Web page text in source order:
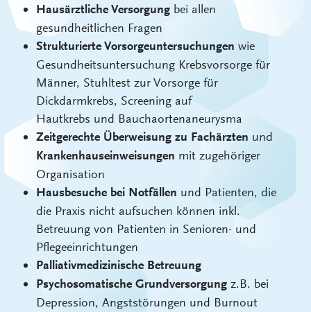
Hausärztliche Versorgungbei allen
gesundheitlichen Fragen
Strukturierte Vorsorgeuntersuchungen wie
Gesundheitsuntersuchung Krebsvorsorge für
Männer, Stuhltest zur Vorsorge für
Dickdarmkrebs, Screening auf
Hautkrebs und Bauchaortenaneurysma
Zeitgerechte Überweisung zu Fachärzten und
Krankenhauseinweisungen mit zugehöriger
Organisation
Hausbesuche bei Notfällen und Patienten, die
die Praxis nicht aufsuchen können inkl.
Betreuung von Patienten in Senioren- und
Pflegeeinrichtungen
Palliativmedizinische Betreuung
Psychosomatische Grundversorgungz.B. bei
Depression, Angststörungen und Burnout